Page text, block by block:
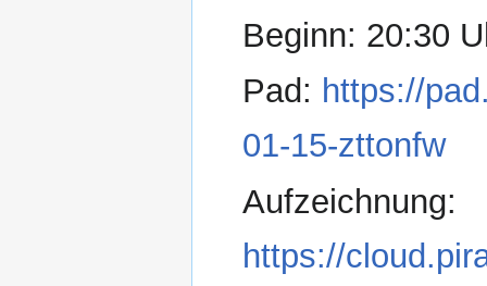
Beginn: 20:30
Pad: https://
01-15-zttonfw
Aufzeichnung:
https://